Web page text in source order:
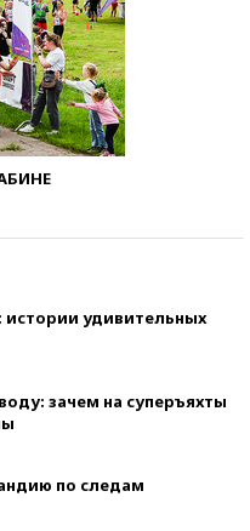
истории удивительных
зачем на суперъяхты
по следам